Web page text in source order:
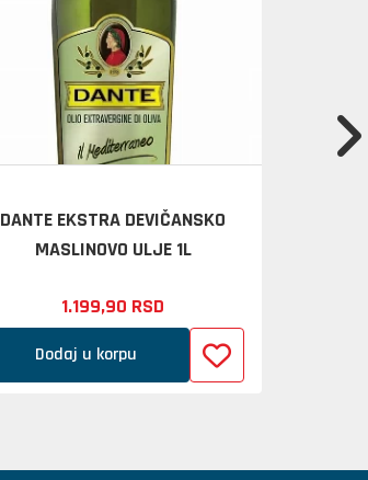
DANTE EKSTRA DEVIČANSKO
MASLINOVO ULJE 1L
1.199,90 RSD
Dodaj u korpu